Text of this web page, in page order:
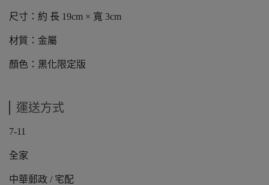
尺寸：約 長 19cm × 寬 3cm
材質：金屬
顏色：黑化限定版
運送方式
7-11
全家
中華郵政 / 宅配